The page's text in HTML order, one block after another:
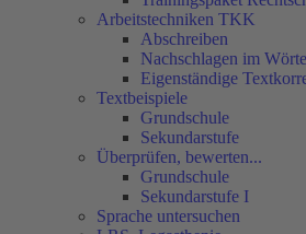
Arbeitstechniken TKK
Abschreiben
Nachschlagen im
Eigenständige
Textbeispiele
Grundschule
Sekundarstufe
Überprüfen, bewerten...
Grundschule
Sekundarstufe I
Sprache untersuchen